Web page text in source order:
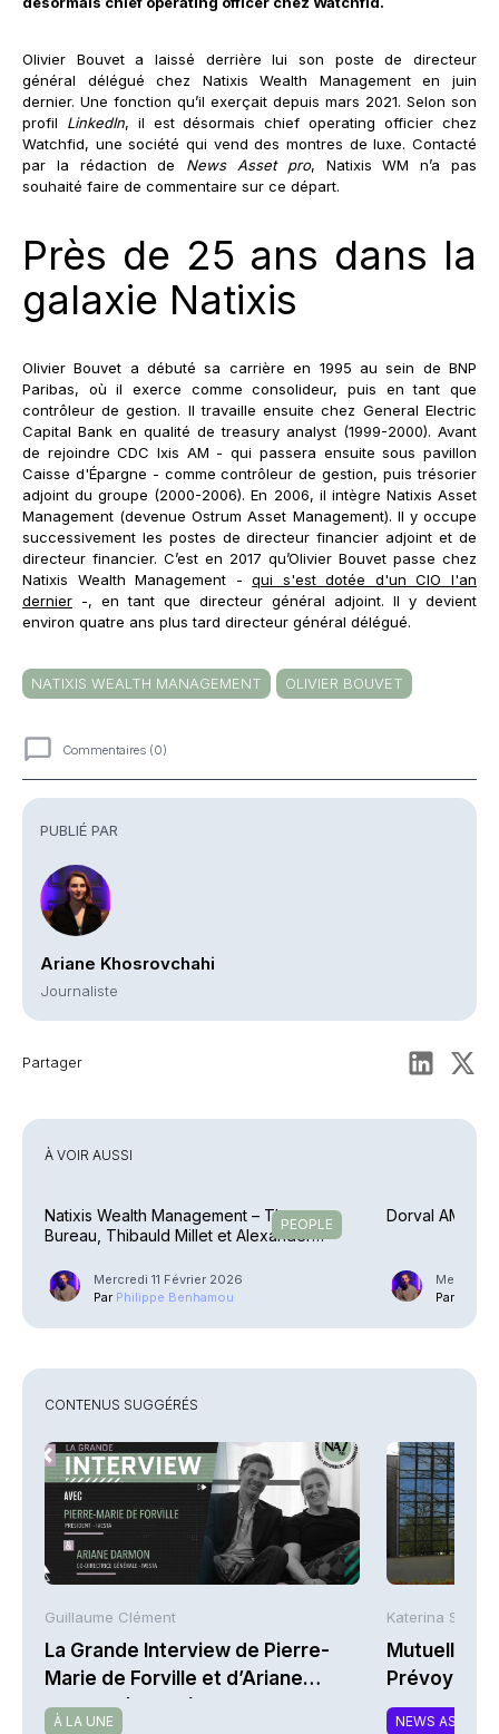
PUBLIÉ PAR
Ariane Khosrovchahi
Journaliste
Partager
Olivier Bouvet a laissé derrière lui son poste de directeur
général délégué chez Natixis Wealth Management en juin
dernier. Une fonction qu’il exerçait depuis mars 2021. Selon son
profil LinkedIn, il est désormais chief operating officier chez
Watchfid, une société qui vend des montres de luxe. Contacté
par la rédaction de News Asset pro, Natixis WM n’a pas
souhaité faire de commentaire sur ce départ.
Près de 25 ans dans la
galaxie Natixis
Olivier Bouvet a débuté sa carrière en 1995 au sein de BNP
Paribas, où il exerce comme consolideur, puis en tant que
contrôleur de gestion. Il travaille ensuite chez General Electric
Capital Bank en qualité de treasury analyst (1999-2000). Avant
de rejoindre CDC Ixis AM - qui passera ensuite sous pavillon
Caisse d'Épargne - comme contrôleur de gestion, puis trésorier
adjoint du groupe (2000-2006). En 2006, il intègre Natixis Asset
Management (devenue Ostrum Asset Management). Il y occupe
successivement les postes de directeur financier adjoint et de
directeur financier. C’est en 2017 qu’Olivier Bouvet passe chez
Natixis Wealth Management -qui s'est dotée d'un CIO l'an
dernier -, en tant que directeur général adjoint. Il y devient
environ quatre ans plus tard directeur général délégué.
NATIXIS WEALTH MANAGEMENT OLIVIER BOUVET
Commentaires (0)
À VOIR AUSSI
PEOPLE
Natixis Wealth Management – Thomas
Bureau, Thibauld Millet et Alexander
Mercredi 11 Février 2026
Par Philippe Benhamou
Dorval AM –
Mercredi
Par
CONTENUS SUGGÉRÉS
Guillaume Clément
La Grande Interview de Pierre-
Marie de Forville et d’Ariane
Darmon (Ivesta)
À LA UNE
Katerina
Mutuelles :
de la Math
NEWS